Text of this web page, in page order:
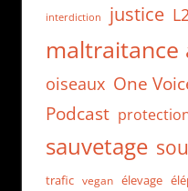
interdiction justice
maltraitance
oiseaux One
Podcast
sauvetage
trafic vegan élevage